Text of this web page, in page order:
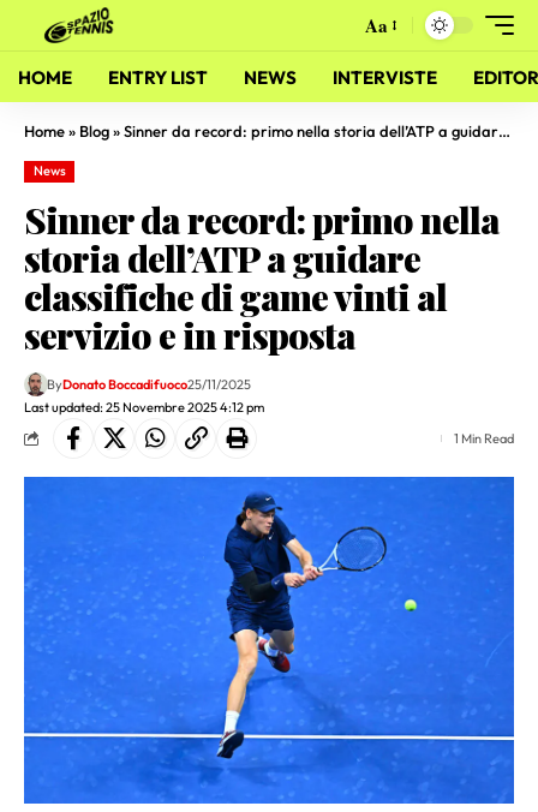
Aa
HOME ENTRY LIST NEWS INTERVISTE
Home» Blog»Sinner da record: primo nella storia dell’ATP a guidare classifiche di game vinti al servizio e in risposta
News
Sinner da record: primo nella
storia dell’ATP a guidare
classifiche di game vinti al
servizio e in risposta
Last updated: 25 Novembre 2025 4:12 pm
ByDonato Boccadifuoco25/11/2025
1 Min Read